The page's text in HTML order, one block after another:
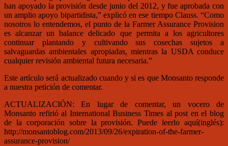
han apoyado la provisión desde junio del 2012, y fue aprobada con
un amplio apoyo bipartidista,” explicó en ese tiempo Clauss. “Como
nosotros lo entendemos, el punto de la Farmer Assurance Provision
es alcanzar un balance delicado que permita a los agricultores
continuar plantando y cultivando sus cosechas sujetos a
salvaguardas ambientales apropiadas, mientras la USDA conduce
cualquier revisión ambiental futura necesaria.”
Este artículo será actualizado cuando y si es que Monsanto responde
a nuestra petición de comentar.
ACTUALIZACIÓN: En lugar de comentar, un vocero de
Monsanto refirió al International Business Times al post en el blog
de la corporación sobre la provisión. Puede leerlo aquí(inglés):
http://monsantoblog.com/2013/09/26/expiration-of-the-farmer-
assurance-provision/